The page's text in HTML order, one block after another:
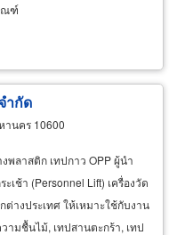
ณฑ์
ำกัด
านคร 10600
พลาสติก เทปกาว OPP ผู้นำ
เช้า (Personnel Lift) เครื่องวัด
งประเทศ ให้เหมาะใช้กับงาน
มชื้นไม้, เทปสานตะกร้า, เทป